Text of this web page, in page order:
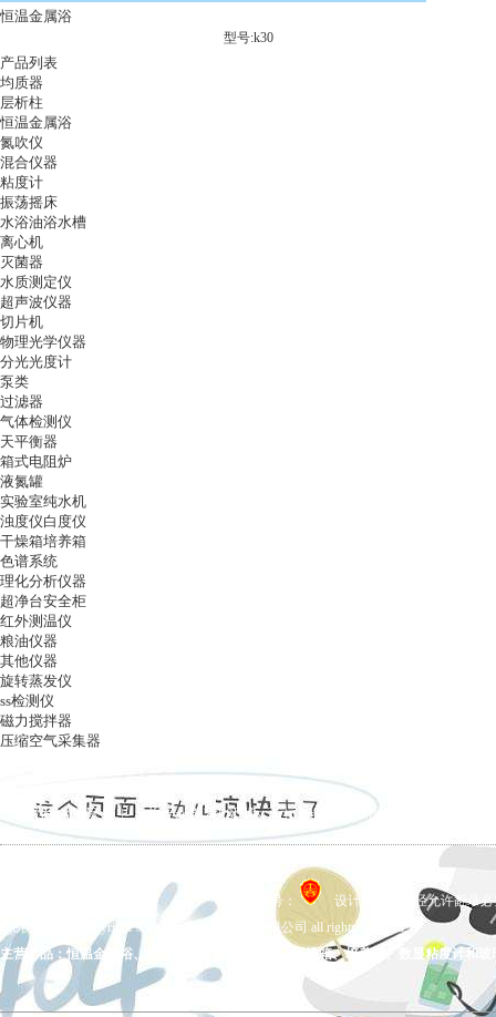
恒温金属浴
型号:k30
产品列表
均质器
层析柱
恒温金属浴
氮吹仪
混合仪器
粘度计
振荡摇床
水浴油浴水槽
离心机
灭菌器
水质测定仪
超声波仪器
切片机
物理光学仪器
分光光度计
泵类
过滤器
气体检测仪
天平衡器
箱式电阻炉
液氮罐
实验室纯水机
浊度仪白度仪
干燥箱培养箱
色谱系统
理化分析仪器
超净台安全柜
红外测温仪
粮油仪器
其他仪器
旋转蒸发仪
ss检测仪
磁力搅拌器
压缩空气采集器
ag凯发k8国际 | 关于ag凯发k8国际 | ag凯发k8国际的产品展示
备案号：
设计制作，未经允许翻录
ag凯发k8国际 copyright © 上海五相仪器仪表有限公司 all rights reserved.
主营产品：恒温金属浴、拍打式均质器、氮吹仪、干燥箱、培养箱、数显粘度计和